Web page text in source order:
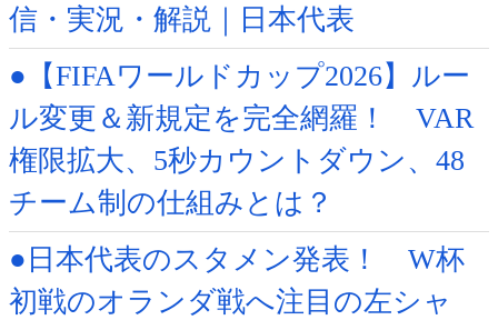
信・実況・解説｜日本代表
●【FIFAワールドカップ2026】ルー
ル変更＆新規定を完全網羅！ VAR
権限拡大、5秒カウントダウン、48
チーム制の仕組みとは？
●日本代表のスタメン発表！ W杯
初戦のオランダ戦へ注目の左シャ